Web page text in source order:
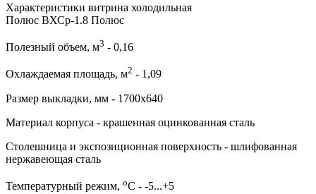
Характеристики витрина холодильная
Полюс ВХСр-1.8 Полюс
Полезный объем, м3 - 0,16
Охлаждаемая площадь, м2 - 1,09
Размер выкладки, мм - 1700х640
Материал корпуса - крашенная оцинкованная сталь
Столешница и экспозиционная поверхность - шлифованная
нержавеющая сталь
Температурный режим, оС - -5...+5